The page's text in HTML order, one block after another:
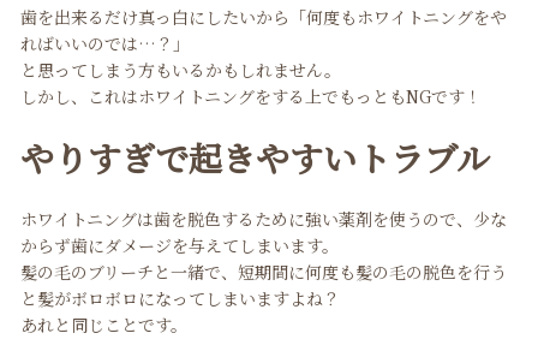
歯を出来るだけ真っ白にしたいから「何度もホワイトニングをや
ればいいのでは…？」
と思ってしまう方もいるかもしれません。
しかし、これはホワイトニングをする上でもっともNGです！
やりすぎで起きやすいトラブル
ホワイトニングは歯を脱色するために強い薬剤を使うので、少な
からず歯にダメージを与えてしまいます。
髪の毛のブリーチと一緒で、短期間に何度も髪の毛の脱色を行う
と髪がボロボロになってしまいますよね？
あれと同じことです。